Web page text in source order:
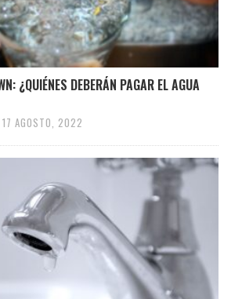
¿QUIÉNES DEBERÁN PAGAR EL AGUA
17 AGOSTO, 2022